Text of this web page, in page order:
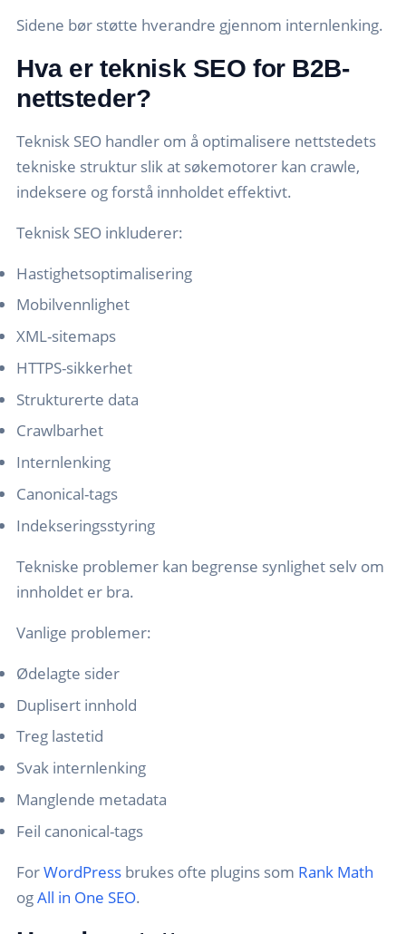
Sidene bør støtte hverandre gjennom internlenking.
Hva er teknisk SEO for B2B-
nettsteder?
Teknisk SEO handler om å optimalisere nettstedets
tekniske struktur slik at søkemotorer kan crawle,
indeksere og forstå innholdet effektivt.
Teknisk SEO inkluderer:
Hastighetsoptimalisering
Mobilvennlighet
XML-sitemaps
HTTPS-sikkerhet
Strukturerte data
Crawlbarhet
Internlenking
Canonical-tags
Indekseringsstyring
Tekniske problemer kan begrense synlighet selv om
innholdet er bra.
Vanlige problemer:
Ødelagte sider
Duplisert innhold
Treg lastetid
Svak internlenking
Manglende metadata
Feil canonical-tags
ForWordPress brukes ofte plugins som Rank Math
ogAll in One SEO.